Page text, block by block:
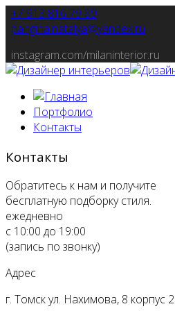
+7 913 816 79 89
pangina.natalya@yandex.ru
instagram.com/milaninterior.ru
Портфолио
Контакты
Контакты
Обратитесь к нам и получите
бесплатную подборку стиля.
ежедневно
с 10:00 до 19:00
(запись по звонку)
Адрес
г. Томск ул. Нахимова, 8 корпус 2